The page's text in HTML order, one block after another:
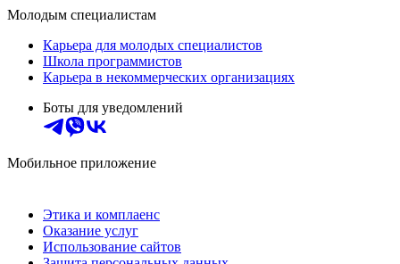
Молодым специалистам
Карьера для молодых специалистов
Школа программистов
Карьера в некоммерческих организациях
Боты для уведомлений
Мобильное приложение
Этика и комплаенс
Оказание услуг
Использование сайтов